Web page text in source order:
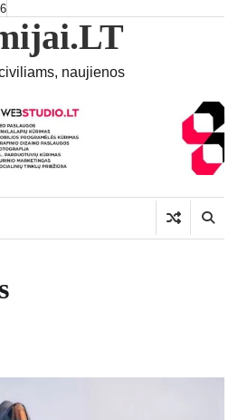
naujienos